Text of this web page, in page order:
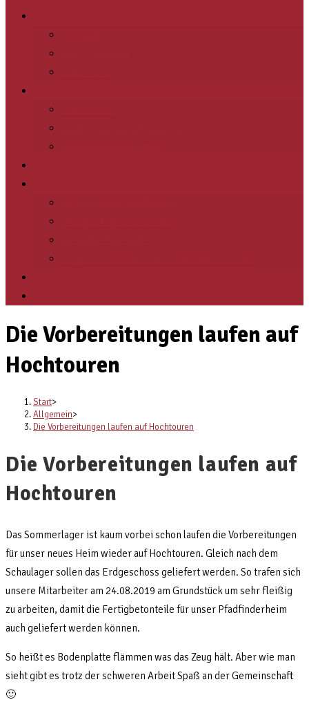
Die Vorbereitungen laufen auf
Hochtouren
Start>
Allgemein>
Die Vorbereitungen laufen auf Hochtouren
Die Vorbereitungen laufen auf
Hochtouren
Das Sommerlager ist kaum vorbei schon laufen die Vorbereitungen
für unser neues Heim wieder auf Hochtouren. Gleich nach dem
Schaulager sollen das Erdgeschoss geliefert werden. So trafen sich
unsere Mitarbeiter am 24.08.2019 am Grundstück um sehr fleißig
zu arbeiten, damit die Fertigbetonteile für unser Pfadfinderheim
auch geliefert werden können.
So heißt es Bodenplatte flämmen was das Zeug hält. Aber wie man
sieht gibt es trotz der schweren Arbeit Spaß an der Gemeinschaft
🙂